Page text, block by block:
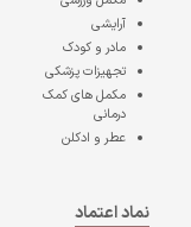
آرایشی
مادر و کودک
تجهیزات پزشکی
مکمل های کمک
درمانی
عطر و ادکلن
نماد اعتماد